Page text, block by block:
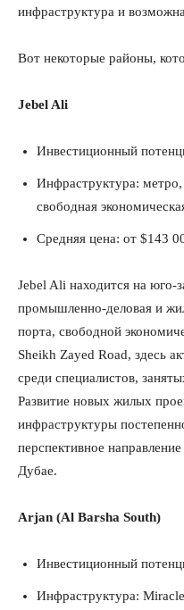
инфраструктура и
Вот некоторые районы,
Jebel Ali
Инвестиционный
Инфраструктура:
свободная
Средняя цена: от $143
Jebel Ali находится на юго-
промышленно-деловая и
порта, свободной
Sheikh Zayed Road, здесь
среди специалистов,
Развитие новых жилых
инфраструктуры
перспективное
Дубае.
Arjan (Al Barsha South)
Инвестиционный
Инфраструктура: